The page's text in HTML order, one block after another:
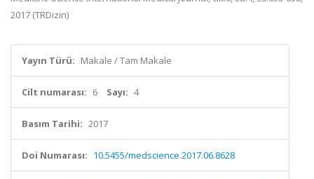
2017 (TRDizin)
Yayın Türü: Makale / Tam Makale
Cilt numarası: 6 Sayı: 4
Basım Tarihi: 2017
Doi Numarası: 10.5455/medscience.2017.06.8628